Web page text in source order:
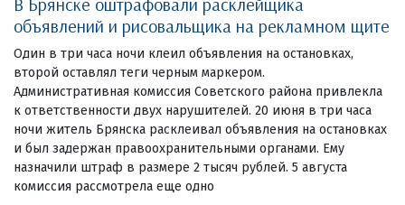
объявлений и рисовальщика на рекламном щите
Один в три часа ночи клеил объявления на остановках,
второй оставлял теги черным маркером.
Административная комиссия Советского района привлекла
к ответственности двух нарушителей. 20 июня в три часа
ночи житель Брянска расклеивал объявления на остановках
и был задержан правоохранительными органами. Ему
назначили штраф в размере 2 тысяч рублей. 5 августа
комиссия рассмотрела еще одно